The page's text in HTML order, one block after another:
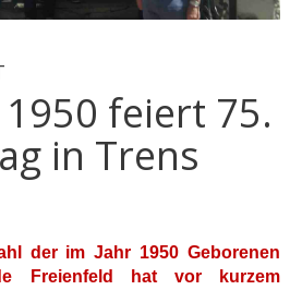
1950 feiert 75.
in Trens
der im Jahr 1950 Geborenen
Freienfeld hat vor kurzem